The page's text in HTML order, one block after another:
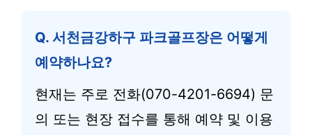
Q. 서천금강하구 파크골프장은 어떻게
예약하나요?
현재는 주로 전화(070-4201-6694) 문
의 또는 현장 접수를 통해 예약 및 이용